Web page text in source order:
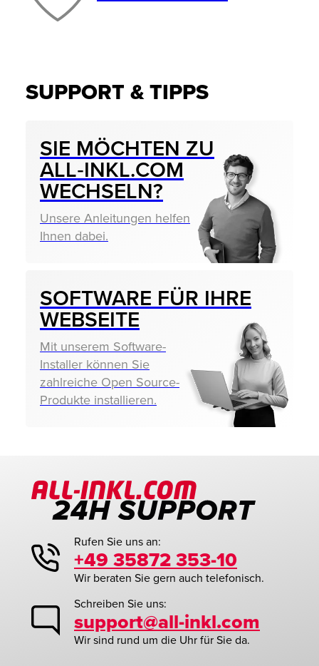
SUPPORT & TIPPS
SIE MÖCHTEN ZU
ALL‑INKL.COM
WECHSELN?
Unsere Anleitungen helfen
Ihnen dabei.
SOFTWARE FÜR IHRE
WEBSEITE
Mit unserem Software-
Installer können Sie
zahlreiche Open Source-
Produkte installieren.
Rufen Sie uns an:
+49 35872 353-10
Wir beraten Sie gern auch telefonisch.
Schreiben Sie uns:
support@all-inkl.com
Wir sind rund um die Uhr für Sie da.